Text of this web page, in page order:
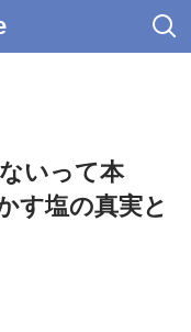
いって本
す塩の真実と